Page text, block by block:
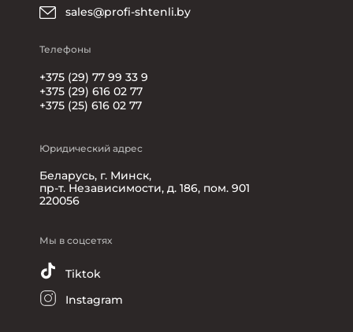
sales@profi-shtenli.by
Телефоны
+375 (29) 77 99 33 9
+375 (29) 616 02 77
+375 (25) 616 02 77
Юридический адрес
Беларусь, г. Минск,
пр-т. Независимости, д. 186, пом. 901
220056
Мы в соцсетях
Tiktok
Instagram